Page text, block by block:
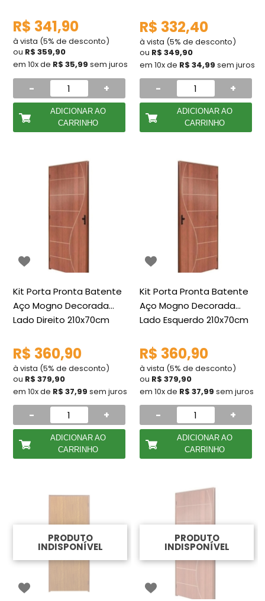
R$ 341,90
à vista (5% de desconto)
ou R$ 359,90
em 10x de R$ 35,99 sem juros
- +
ADICIONAR AO
CARRINHO
R$ 332,40
à vista (5% de desconto)
ou R$ 349,90
em 10x de R$ 34,99 sem juros
- +
ADICIONAR AO
CARRINHO
Kit Porta Pronta Batente
Aço Mogno Decorada
Lado Direito 210x70cm
R$ 360,90
à vista (5% de desconto)
ou R$ 379,90
em 10x de R$ 37,99 sem juros
- +
ADICIONAR AO
CARRINHO
Kit Porta Pronta Batente
Aço Mogno Decorada
Lado Esquerdo 210x70cm
R$ 360,90
à vista (5% de desconto)
ou R$ 379,90
em 10x de R$ 37,99 sem juros
- +
ADICIONAR AO
CARRINHO
PRODUTO
INDISPONÍVEL
PRODUTO
INDISPONÍVEL